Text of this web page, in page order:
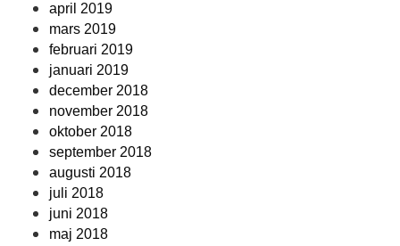
april 2019
mars 2019
februari 2019
januari 2019
december 2018
november 2018
oktober 2018
september 2018
augusti 2018
juli 2018
juni 2018
maj 2018